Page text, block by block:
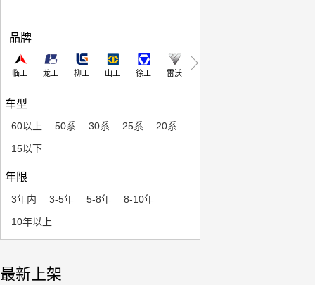
品牌
临工 龙工 柳工 山工 徐工 雷沃
车型
60以上 50系 30系 25系
20系
15以下
年限
3年内 3-5年 5-8年
8-10年
10年以上
最新上架